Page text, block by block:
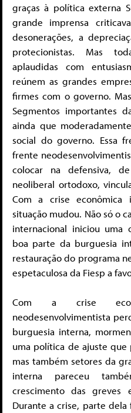
graças à política externa
grande imprensa
desonerações, a
protecionistas. Mas
aplaudidas com
reúnem as grandes
firmes com o governo.
Segmentos importantes
ainda que
social do governo. Essa
frente
colocar na defensiva,
neoliberal ortodoxo,
Com a crise econômica
situação mudou. Não só o
internacional iniciou uma
boa parte da burguesia
restauração do programa
espetaculosa da Fiesp a
Com a crise
neodesenvolvimentista
burguesia interna,
uma política de ajuste que
mas também setores da
interna pareceu
crescimento das greves
Durante a crise, parte